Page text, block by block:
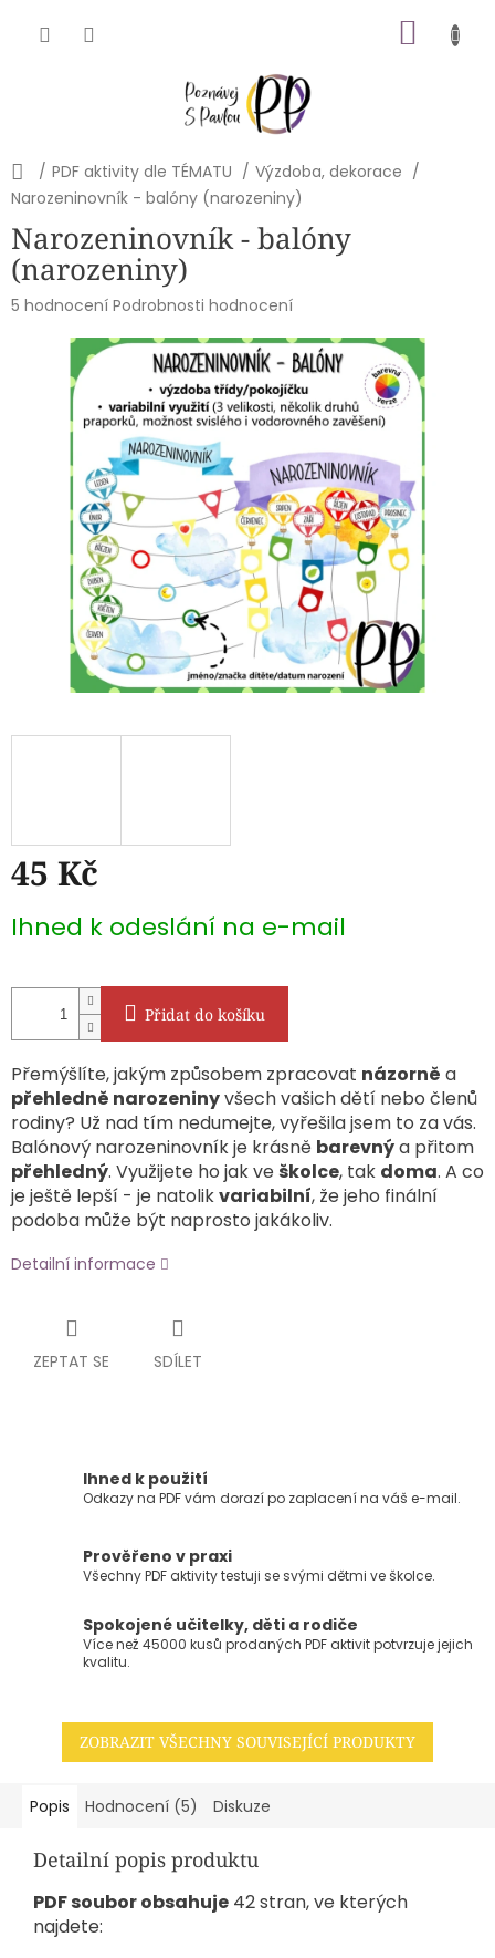
Domů
/ PDF aktivity dle TÉMATU / Výzdoba, dekorace /
Narozeninovník - balóny (narozeniny)
Narozeninovník - balóny
(narozeniny)
Průměrné
produktu
5 hodnocení Podrobnosti hodnocení
45 Kč
cena:
Ihned k odeslání na e-mail
Přidat do košíku
Přemýšlíte, jakým způsobem zpracovat názorně a
přehledně narozeninyvšech vašich dětí nebo členů
rodiny? Už nad tím nedumejte, vyřešila jsem to za vás.
Balónový narozeninovník je krásně barevnýa přitom
přehledný. Využijete ho jak ve školce, tak doma. A co
je ještě lepší - je natolikvariabilní, že jeho finální
podoba může být naprosto jakákoliv.
Detailní informace
ZEPTAT SE SDÍLET
Ihned k použití
Odkazy na PDF vám dorazí po zaplacení na váš e-mail.
Prověřeno v praxi
Všechny PDF aktivity testuji se svými dětmi ve školce.
Spokojené učitelky, děti a rodiče
Více než 45000 kusů prodaných PDF aktivit potvrzuje jejich
kvalitu.
ZOBRAZIT VŠECHNY SOUVISEJÍCÍ PRODUKTY
Popis Hodnocení (5) Diskuze
Detailní popis produktu
PDF soubor obsahuje 42 stran, ve kterých
najdete: